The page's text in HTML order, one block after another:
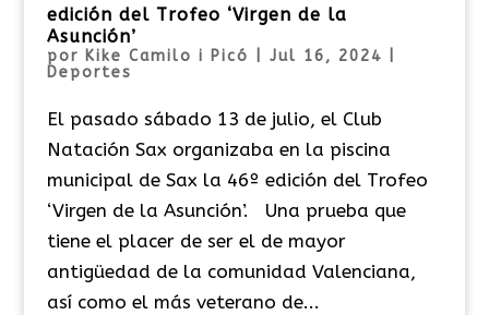
edición del Trofeo ‘Virgen de la
Asunción’
por Kike Camilo i Picó Jul 16, 2024
Deportes
El pasado sábado 13 de julio, el Club
Natación Sax organizaba en la piscina
municipal de Sax la 46º edición del Trofeo
‘Virgen de la Asunción’. Una prueba que
tiene el placer de ser el de mayor
antigüedad de la comunidad Valenciana,
así como el más veterano de...